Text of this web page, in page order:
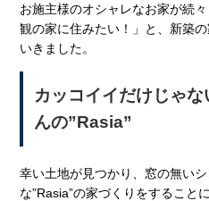
お施主様のオシャレなお家が続
観の家に住みたい！」と、新築
いきました。
カッコイイだけじゃ
んの”Rasia”
幸い土地が見つかり、窓の無い
な”Rasia”の家づくりをすること